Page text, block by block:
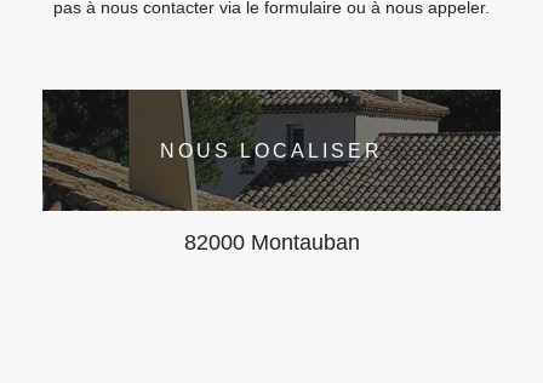
pas à nous contacter via le formulaire ou à nous appeler.
NOUS LOCALISER
82000 Montauban